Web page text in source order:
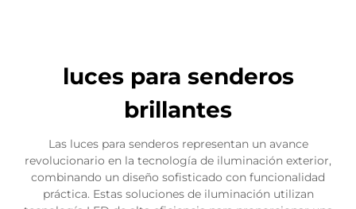
luces para senderos
brillantes
Las luces para senderos representan un avance
revolucionario en la tecnología de iluminación exterior,
combinando un diseño sofisticado con funcionalidad
práctica. Estas soluciones de iluminación utilizan